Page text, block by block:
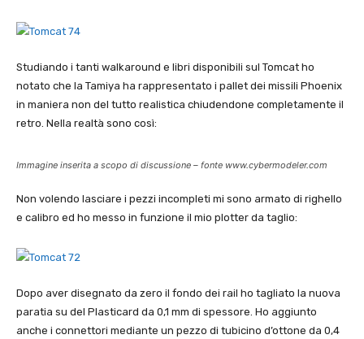
Studiando i tanti walkaround e libri disponibili sul Tomcat ho
notato che la Tamiya ha rappresentato i pallet dei missili Phoenix
in maniera non del tutto realistica chiudendone completamente il
retro. Nella realtà sono così:
Immagine inserita a scopo di discussione – fonte www.cybermodeler.com
Non volendo lasciare i pezzi incompleti mi sono armato di righello
e calibro ed ho messo in funzione il mio plotter da taglio:
Dopo aver disegnato da zero il fondo dei rail ho tagliato la nuova
paratia su del Plasticard da 0,1 mm di spessore. Ho aggiunto
anche i connettori mediante un pezzo di tubicino d’ottone da 0,4